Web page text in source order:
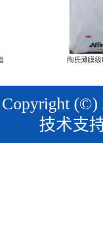
陶氏薄膜级
技术支